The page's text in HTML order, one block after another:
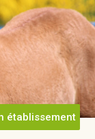
établissement